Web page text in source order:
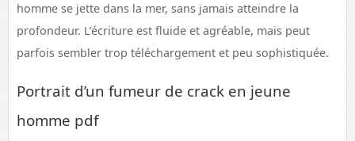
homme se jette dans la mer, sans jamais atteindre la
profondeur. L’écriture est fluide et agréable, mais peut
parfois sembler trop téléchargement et peu sophistiquée.
Portrait d’un fumeur de crack en jeune
homme pdf